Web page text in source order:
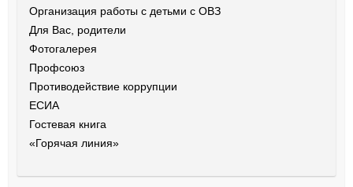
Организация работы с детьми с ОВЗ
Для Вас, родители
Фотогалерея
Профсоюз
Противодействие коррупции
ЕСИА
Гостевая книга
«Горячая линия»